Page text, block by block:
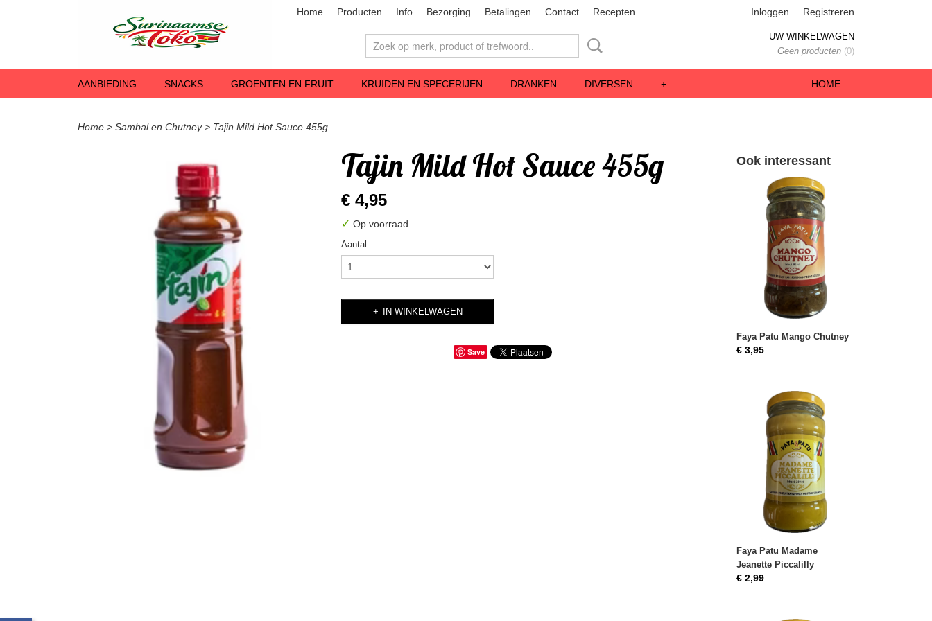
Home Producten Info Bezorging Betalingen Contact Recepten Inloggen Registreren
UW WINKELWAGEN
Geen producten (0)
HOME
AANBIEDING SNACKS GROENTEN EN FRUIT KRUIDEN EN SPECERIJEN DRANKEN DIVERSEN +
Home > Sambal en Chutney> Tajin Mild Hot Sauce 455g
Tajin Mild Hot Sauce 455g
€ 4,95
✓ Op voorraad
Aantal
IN WINKELWAGEN
Save
Ook interessant
Faya Patu Mango Chutney
€ 3,95
Faya Patu Madame
Jeanette Piccalilly
€ 2,99